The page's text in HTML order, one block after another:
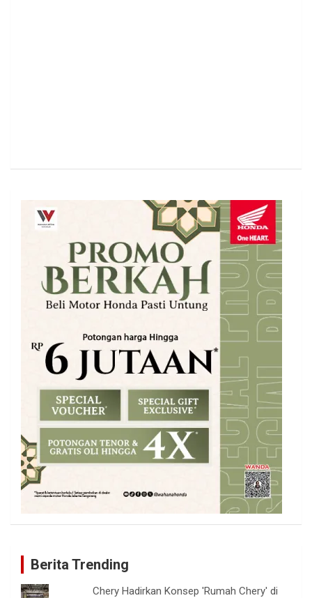
Berita Trending
Chery Hadirkan Konsep 'Rumah Chery' di